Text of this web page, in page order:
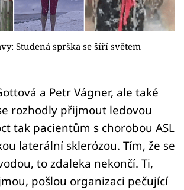
Studená sprška se šíří světem
a Petr Vágner, ale také
rozhodly přijmout ledovou
tak pacientům s chorobou ASL
laterální sklerózou. Tím, že se
to zdaleka nekončí. Ti,
pošlou organizaci pečující